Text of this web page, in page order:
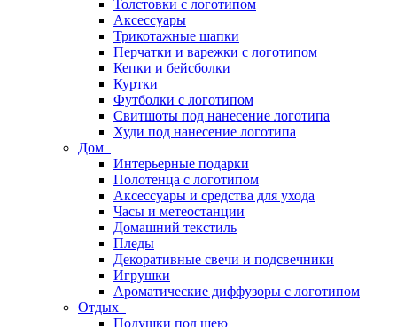
Толстовки с логотипом
Аксессуары
Трикотажные шапки
Перчатки и варежки с логотипом
Кепки и бейсболки
Куртки
Футболки с логотипом
Свитшоты под нанесение логотипа
Худи под нанесение логотипа
Дом
Интерьерные подарки
Полотенца с логотипом
Аксессуары и средства для ухода
Часы и метеостанции
Домашний текстиль
Пледы
Декоративные свечи и подсвечники
Игрушки
Ароматические диффузоры с логотипом
Отдых
Подушки под шею